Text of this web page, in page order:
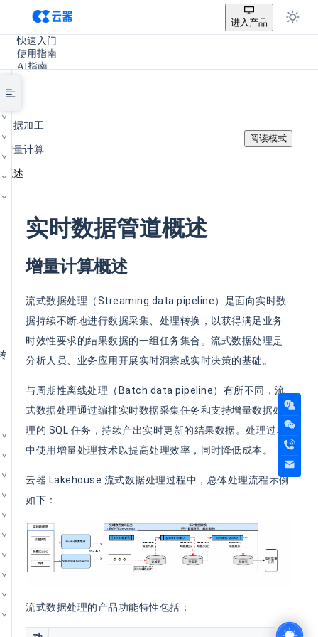
进入产品
快速入门
使用指南
AI指南
使用场景
产品更新
其它
/
数据加工
/
增量计算
/
概述
阅读模式
实时数据管道概述
增量计算概述
流式数据处理（Streaming data pipeline）是面向实时数
据持续不断地进行数据采集、处理转换，以获得满足业务
时效性要求的结果数据的一组任务集合。流式数据处理是
分析人员、业务应用开展实时洞察或实时决策的基础。
与周期性离线处理（Batch data pipeline）有所不同，流
式数据处理通过编排实时数据采集任务和支持增量数据处
理的 SQL 任务，持续产出实时更新的结果数据。处理过程
中使用增量处理技术以提高处理效率，同时降低成本。
云器 Lakehouse 流式数据处理过程中，总体处理流程示例
如下：
流式数据处理的产品功能特性包括：